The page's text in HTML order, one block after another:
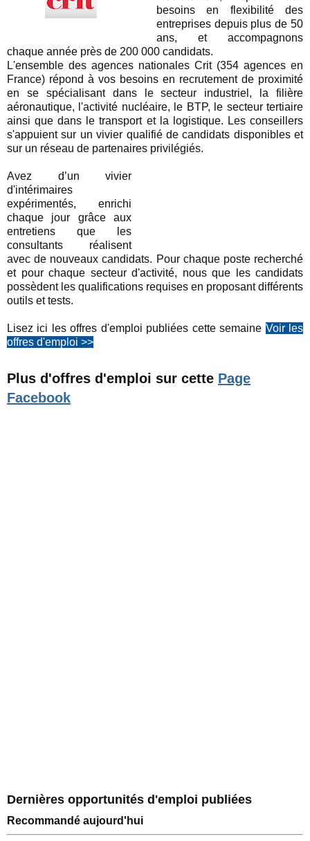
besoins en flexibilité des
entreprises depuis plus de 50
ans, et accompagnons
chaque année près de 200 000 candidats.
L'ensemble des agences nationales Crit (354 agences en
France) répond à vos besoins en recrutement de proximité
en se spécialisant dans le secteur industriel, la filière
aéronautique, l'activité nucléaire, le BTP, le secteur tertiaire
ainsi que dans le transport et la logistique. Les conseillers
s'appuient sur un vivier qualifié de candidats disponibles et
sur un réseau de partenaires privilégiés.
Avez d’un vivier
d'intérimaires
expérimentés, enrichi
chaque jour grâce aux
entretiens que les
consultants réalisent
avec de nouveaux candidats. Pour chaque poste recherché
et pour chaque secteur d'activité, nous que les candidats
possèdent les qualifications requises en proposant différents
outils et tests.
Lisez ici les offres d'emploi publiées cette semaine Voir les
offres d'emploi >>
Plus d'offres d'emploi sur cette Page
Facebook
Dernières opportunités d'emploi publiées
Recommandé aujourd'hui